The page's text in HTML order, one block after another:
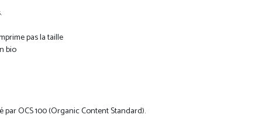
pas la taille
bio
OCS 100 (Organic Content Standard).